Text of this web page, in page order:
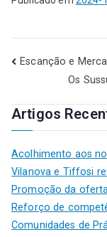
Escanção e
Os
Artigos
Acolhimento aos
Vilanova e Tiffosi
Promoção da
Reforço de
Comunidades de